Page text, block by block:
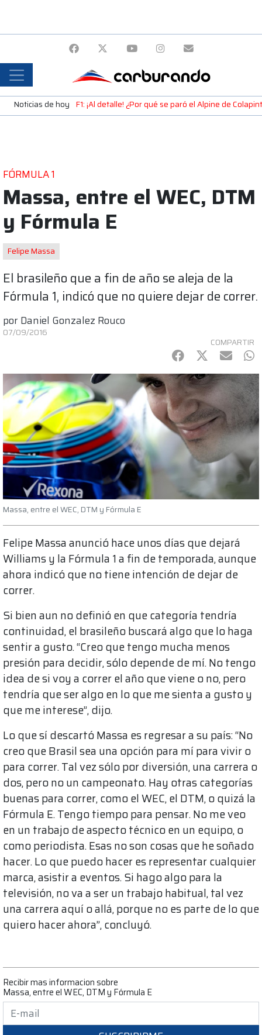
Noticias de hoy F1: ¡Al detalle! ¿Por qué se paró el Alpine de
FÓRMULA 1
Massa, entre el WEC, DTM
y Fórmula E
Felipe Massa
El brasileño que a fin de año se aleja de la
Fórmula 1, indicó que no quiere dejar de correr.
por Daniel Gonzalez Rouco
07/09/2016
COMPARTIR
Facebook
Twitter
mail
Massa, entre el WEC, DTM y Fórmula E
Felipe Massa anunció hace unos días que dejará
Williams y la Fórmula 1 a fin de temporada, aunque
ahora indicó que no tiene intención de dejar de
correr.
Si bien aun no definió en que categoría tendría
continuidad, el brasileño buscará algo que lo haga
sentir a gusto. “Creo que tengo mucha menos
presión para decidir, sólo depende de mí. No tengo
idea de si voy a correr el año que viene o no, pero
tendría que ser algo en lo que me sienta a gusto y
que me interese”, dijo.
Lo que sí descartó Massa es regresar a su país: “No
creo que Brasil sea una opción para mí para vivir o
para correr. Tal vez sólo por diversión, una carrera o
dos, pero no un campeonato. Hay otras categorías
buenas para correr, como el WEC, el DTM, o quizá la
Fórmula E. Tengo tiempo para pensar. No me veo
en un trabajo de aspecto técnico en un equipo, o
como periodista. Esas no son cosas que he soñado
hacer. Lo que puedo hacer es representar cualquier
marca, asistir a eventos. Si hago algo para la
televisión, no va a ser un trabajo habitual, tal vez
una carrera aquí o allá, porque no es parte de lo que
quiero hacer ahora”, concluyó.
Recibir mas informacion sobre
Massa, entre el WEC, DTM y Fórmula E